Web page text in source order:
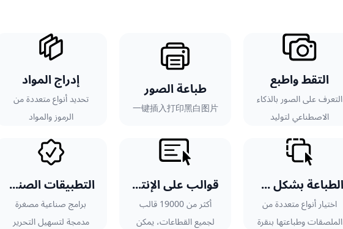
التقط واطبع
التعرف على الصور بالذكاء
الاصطناعي لتوليد
الملصقات بسرعة
طباعة الصور
一键插入打印黑白图片
إدراج المواد
تحديد أنواع متعددة من
الرموز والمواد
الطباعة بشكل مجمع
اختيار أنواع متعددة من
الملصقات وطباعتها بنقرة
قوالب على الإنترنت
أكثر من 19000 قالب
لجميع القطاعات، يمكن
التطبيقات الصناعية
برامج صناعية مصغرة
مدمجة لتسهيل التحرير